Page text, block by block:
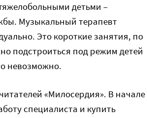
детьми –
Музыкальный терапевт
Это короткие занятия, по
подстроиться под режим детей
невозможно.
«Милосердия». В начале
специалиста и купить